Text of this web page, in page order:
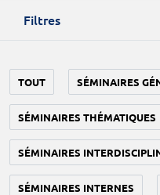
Filtres
TOUT SÉMINAIRES
SÉMINAIRES THÉMATIQUES
SÉMINAIRES
SÉMINAIRES INTERNES